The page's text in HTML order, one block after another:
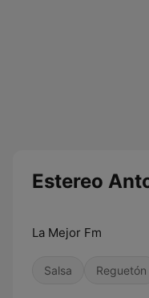
Estereo
La Mejor Fm
Salsa Reguetón